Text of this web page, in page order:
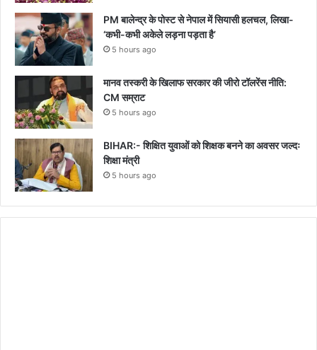
PM बालेन्द्र के पोस्ट से नेपाल में सियासी हलचल, लिखा-
‘कभी-कभी अकेले लड़ना पड़ता है’
5 hours ago
मानव तस्करी के खिलाफ सरकार की जीरो टॉलरेंस नीति:
CM सम्राट
5 hours ago
BIHAR:- शिक्षित युवाओं को शिक्षक बनने का अवसर जल्दः
शिक्षा मंत्री
5 hours ago